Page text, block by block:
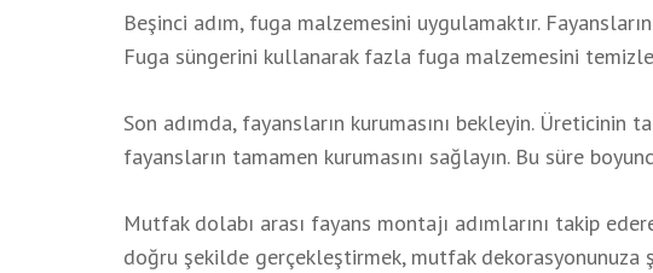
Beşinci adım, fuga malzemesini uygulamaktır.
Fuga süngerini kullanarak fazla fuga malzemesini
Son adımda, fayansların kurumasını bekleyin.
fayansların tamamen kurumasını sağlayın. Bu süre
Mutfak dolabı arası fayans montajı adımlarını takip
doğru şekilde gerçekleştirmek, mutfak dekorasyonunuza